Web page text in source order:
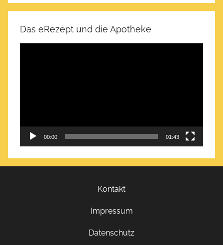
Das eRezept und die Apotheke
00:00 01:43
Kontakt
Impressum
Datenschutz